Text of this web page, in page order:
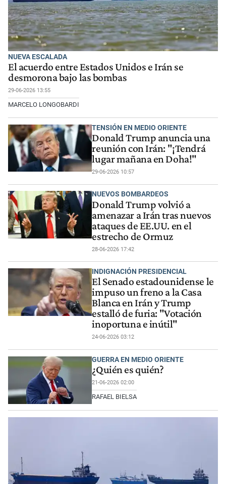
NUEVA ESCALADA
El acuerdo entre Estados Unidos e Irán se
desmorona bajo las bombas
29-06-2026 13:55
MARCELO LONGOBARDI
TENSIÓN EN MEDIO ORIENTE
Donald Trump anuncia una
reunión con Irán: "¡Tendrá
lugar mañana en Doha!"
29-06-2026 10:57
NUEVOS BOMBARDEOS
Donald Trump volvió a
amenazar a Irán tras nuevos
ataques de EE.UU. en el
estrecho de Ormuz
28-06-2026 17:42
INDIGNACIÓN PRESIDENCIAL
El Senado estadounidense le
impuso un freno a la Casa
Blanca en Irán y Trump
estalló de furia: "Votación
inoportuna e inútil"
24-06-2026 03:12
GUERRA EN MEDIO ORIENTE
¿Quién es quién?
21-06-2026 02:00
RAFAEL BIELSA